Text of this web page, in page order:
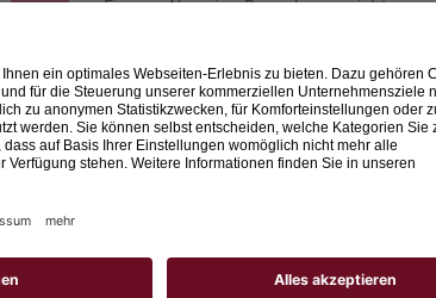
Firmen. Nur eine Bewerbung reicht, um
Referent (m/w/d)
88045 Friedrichshafen Schmieder GmbH
Schmieder bringt seit über 40 Jahren
Firmen. Nur eine Bewerbung reicht, um